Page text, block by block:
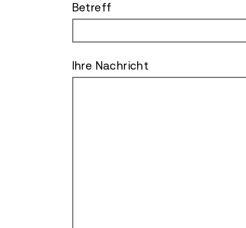
Betreff
Ihre Nachricht